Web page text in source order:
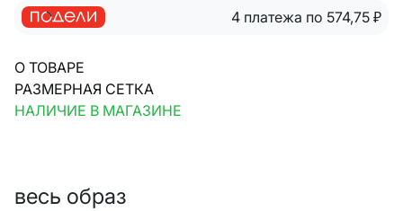
4 платежа по 574,75 ₽
О ТОВАРЕ
РАЗМЕРНАЯ СЕТКА
НАЛИЧИЕ В МАГАЗИНЕ
весь образ